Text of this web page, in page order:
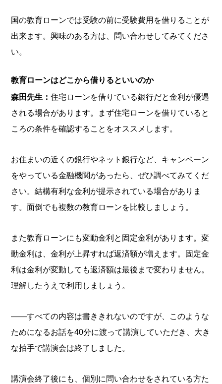
国の教育ローンでは受験の前に受験費用を借りることが
出来ます。興味のある方は、問い合わせしてみてくださ
い。
教育ローンはどこから借りるといいのか
森田先生：住宅ローンを借りている銀行だと金利が優遇
される場合があります。まず住宅ローンを借りていると
ころの条件を確認することをオススメします。
お住まいの近くの銀行やネット銀行など、キャンペーン
をやっている金融機関があったら、ぜひ調べてみてくだ
さい。結構有利な金利が提示されている場合がありま
す。面倒でも複数の教育ローンを比較しましょう。
また教育ローンにも変動金利と固定金利があります。変
動金利は、金利が上昇すれば返済額が増えます。固定金
利は金利が変動しても返済額は最後まで変わりません。
理解したうえで利用しましょう。
――すべての内容は書ききれないのですが、このような
ためになるお話を40分に渡って講演していただき、大き
な拍手で講演会は終了しました。
講演会終了後にも、個別に問い合わせをされている方た